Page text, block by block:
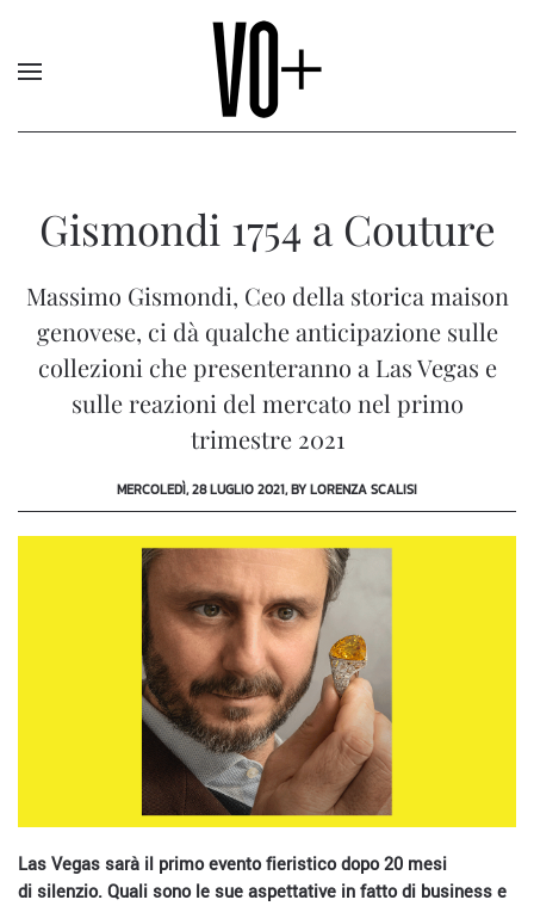
Gismondi 1754 a Couture
Massimo Gismondi, Ceo della storica maison
genovese, ci dà qualche anticipazione sulle
collezioni che presenteranno a Las Vegas e
sulle reazioni del mercato nel primo
trimestre 2021
MERCOLEDÌ, 28 LUGLIO 2021, BY LORENZA SCALISI
Las Vegas sarà il primo evento fieristico dopo 20 mesi
di silenzio. Quali sono le sue aspettative in fatto di business e